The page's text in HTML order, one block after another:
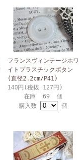
フランスヴィンテージホワ
イトプラスチックボタン
(直径2.2cm/P41)
140円(税抜 127円)
在庫 69 個
購入数
個